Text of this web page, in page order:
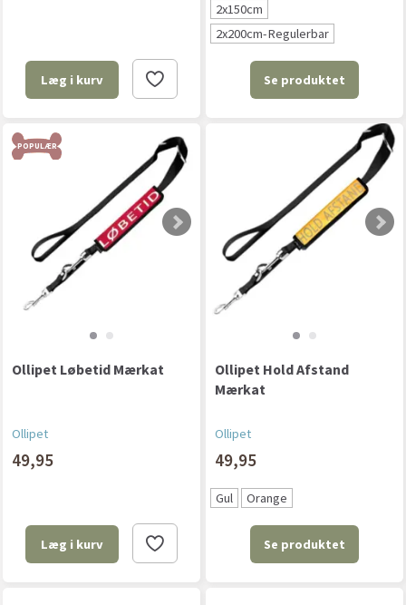
Læg i kurv
2x150cm
2x200cm-Regulerbar
Se produktet
POPULÆR
Ollipet Løbetid Mærkat
Ollipet
49,95
Læg i kurv
Ollipet Hold Afstand
Mærkat
Ollipet
49,95
Gul Orange
Se produktet